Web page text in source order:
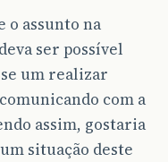
o assunto na
ser possível
um realizar
com a
assim, gostaria
situação deste